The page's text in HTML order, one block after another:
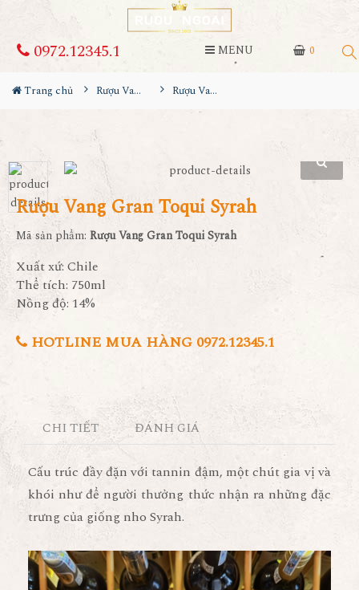
0
0972.12345.1 MENU
Trang chủ Rượu Vang Rượu Vang Gran Toqui Syrah
Rượu Vang Gran Toqui Syrah
Mã sản phẩm: Rượu Vang Gran Toqui Syrah
Xuất xứ: Chile
Thể tích: 750ml
Nồng độ: 14%
HOTLINE MUA HÀNG 0972.12345.1
CHI TIẾT ĐÁNH GIÁ
Cấu trúc đầy đặn với tannin đậm, một chút gia vị và
khói như để người thưởng thức nhận ra những đặc
trưng của giống nho Syrah.